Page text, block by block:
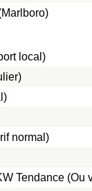
local)
normal)
Tendance (Ou